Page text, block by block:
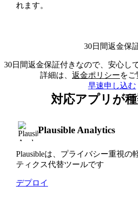
れます。
30日間返金保
30日間返金保証付きなので、安心し
詳細は、 返金ポリシーをご
早速申し込む
対応アプリが
Plausible Analytics
Plausibleは、プライバシー重視の
ティクス代替ツールです
デプロイ